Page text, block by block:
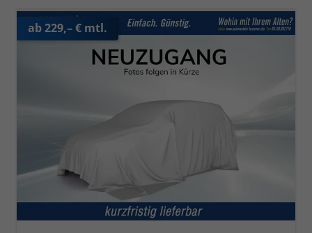
ab 229,– € mtl.